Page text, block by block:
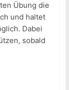
Übung die
und haltet
Dabei
sobald